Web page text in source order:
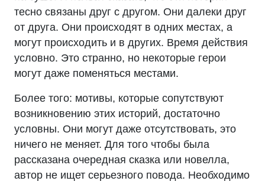
тесно связаны друг с другом. Они далеки друг
от друга. Они происходят в одних местах, а
могут происходить и в других. Время действия
условно. Это странно, но некоторые герои
могут даже поменяться местами.
Более того: мотивы, которые сопутствуют
возникновению этих историй, достаточно
условны. Они могут даже отсутствовать, это
ничего не меняет. Для того чтобы была
рассказана очередная сказка или новелла,
автор не ищет серьезного повода. Необходимо